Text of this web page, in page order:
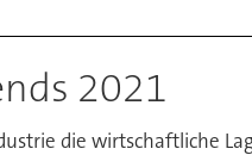
2021
die wirtschaftliche